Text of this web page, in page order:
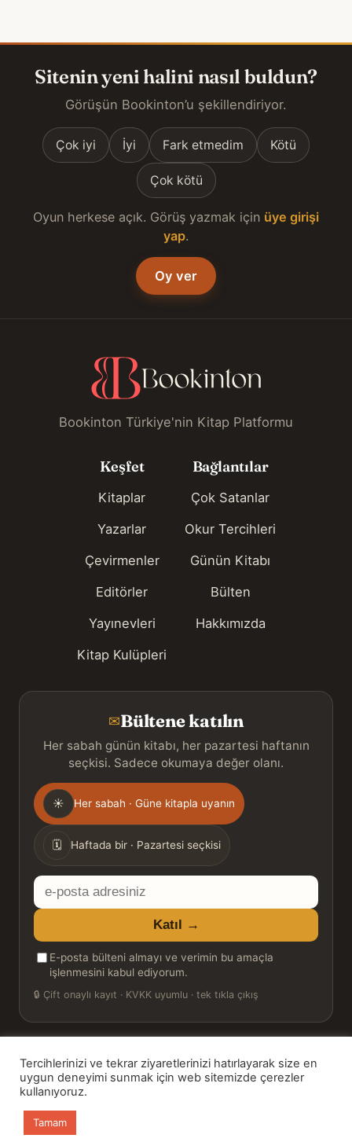
Sitenin yeni halini nasıl buldun?
Görüşün Bookinton’u şekillendiriyor.
Çok iyi İyi Fark etmedim Kötü
Çok kötü
Oyun herkese açık. Görüş yazmak için üye girişi
yap.
Oy ver
Bookinton Türkiye'nin Kitap Platformu
Keşfet
Kitaplar
Yazarlar
Çevirmenler
Editörler
Yayınevleri
Kitap Kulüpleri
Bağlantılar
Çok Satanlar
Okur Tercihleri
Günün Kitabı
Bülten
Hakkımızda
✉Bültene katılın
Her sabah günün kitabı, her pazartesi haftanın
seçkisi. Sadece okumaya değer olanı.
Gönderim
sıklığı
☀ Her sabah · Güne kitapla uyanın
🗓 Haftada bir · Pazartesi seçkisi
E-
posta
adresiniz
Katıl →
E-posta bülteni almayı ve verimin bu amaçla
işlenmesini kabul ediyorum.
🔒 Çift onaylı kayıt · KVKK uyumlu · tek tıkla çıkış
© 2026 Bookinton — Türkiye’nin Kitap Platformu
HT Book Review — webmaster: Hakan Turgay
Tercihlerinizi ve tekrar ziyaretlerinizi hatırlayarak size en
uygun deneyimi sunmak için web sitemizde çerezler
kullanıyoruz.
Tamam